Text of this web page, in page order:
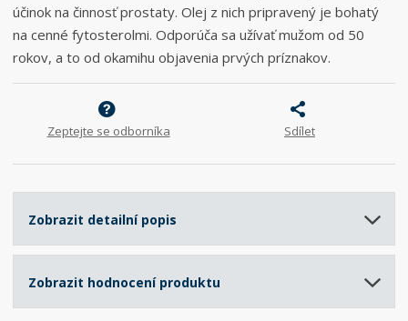
účinok na činnosť prostaty. Olej z nich pripravený je bohatý
na cenné fytosterolmi. Odporúča sa užívať mužom od 50
rokov, a to od okamihu objavenia prvých príznakov.
Zeptejte se odborníka Sdílet
Zobrazit detailní popis
Zobrazit hodnocení produktu